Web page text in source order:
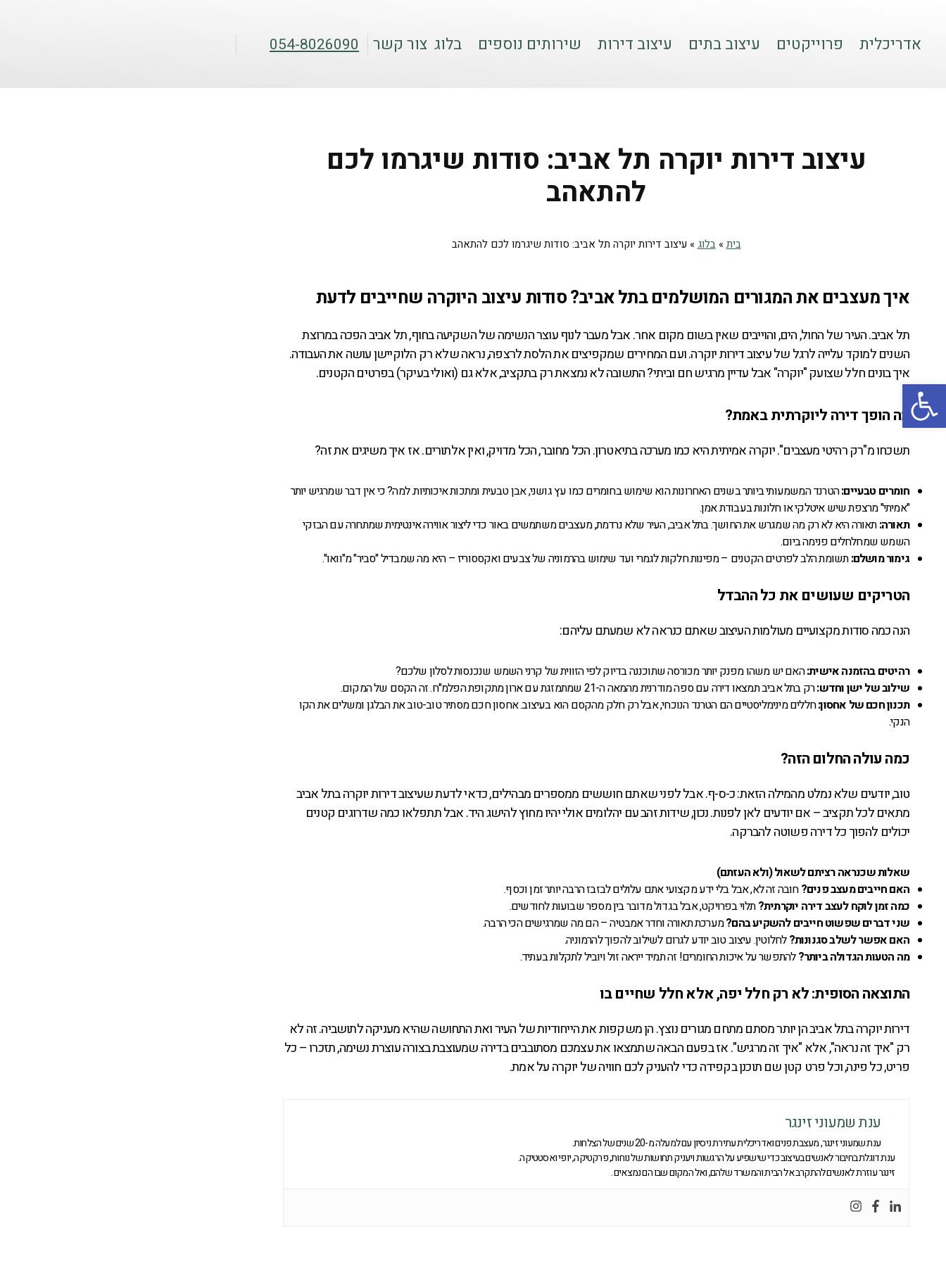
אדריכלית פרוייקטים עיצוב בתים עיצוב דירות שירותים נוספים בלוג צור קשר 054-8026090
עיצוב דירות יוקרה תל אביב: סודות שיגרמו לכם
להתאהב
בית»בלוג» עיצוב דירות יוקרה תל אביב: סודות שיגרמו לכם להתאהב
איך מעצבים את המגורים המושלמים בתל אביב? סודות עיצוב היוקרה שחייבים לדעת
תל אביב. העיר של החול, הים, והוייבים שאין בשום מקום אחר. אבל מעבר לנוף עוצר הנשימה של השקיעה בחוף, תל אביב הפכה במרוצת
השנים למוקד עלייה לרגל של עיצוב דירות יוקרה. ועם המחירים שמקפיצים את הלסת לרצפה, נראה שלא רק הלוקיישן עושה את העבודה.
איך בונים חלל שצועק "יוקרה" אבל עדיין מרגיש חם וביתי? התשובה לא נמצאת רק בתקציב, אלא גם (ואולי בעיקר) בפרטים הקטנים.
מה הופך דירה ליוקרתית באמת?
תשכחו מ"רק רהיטי מעצבים". יוקרה אמיתית היא כמו מערכה בתיאטרון. הכל מחובר, הכל מדויק, ואין אלתורים. אז איך משיגים את זה?
חומרים טבעיים:הטרנד המשמעותי ביותר בשנים האחרונות הוא שימוש בחומרים כמו עץ גושני, אבן טבעית ומתכות איכותיות. למה? כי אין דבר שמרגיש יותר
"אמיתי" מרצפת שיש איטלקי או חלונות בעבודת אמן.
תאורה:תאורה היא לא רק מה שמגרש את החושך. בתל אביב, העיר שלא נרדמת, מעצבים משתמשים באור כדי ליצור אווירה אינטימית שמתחרה עם הבזקי
השמש שמחלחלים פנימה ביום.
גימור מושלם:תשומת הלב לפרטים הקטנים – מפינות חלקות לגמרי ועד שימוש בהרמוניה של צבעים ואקססוריז – היא מה שמבדיל "סביר" מ"וואו".
הטריקים שעושים את כל ההבדל
הנה כמה סודות מקצועיים מעולמות העיצוב שאתם כנראה לא שמעתם עליהם:
רהיטים בהזמנה אישית:האם יש משהו מפנק יותר מכורסה שתוכננה בדיוק לפי הזווית של קרני השמש שנכנסות לסלון שלכם?
שילוב של ישן וחדש:רק בתל אביב תמצאו דירה עם ספה מודרנית מהמאה ה-21 שמתמזגת עם ארון מתקופת הפלמ"ח. זה הקסם של המקום.
תכנון חכם של אחסון:חללים מינימליסטיים הם הטרנד הנוכחי, אבל רק חלק מהקסם הוא בעיצוב. אחסון חכם מסתיר טוב-טוב את הבלגן ומשלים את הקו
הנקי.
כמה עולה החלום הזה?
טוב, יודעים שלא נמלט מהמילה הזאת: כ-ס-ף. אבל לפני שאתם חוששים ממספרים מבהילים, כדאי לדעת שעיצוב דירות יוקרה בתל אביב
מתאים לכל תקציב – אם יודעים לאן לפנות. נכון, שידות זהב עם יהלומים אולי יהיו מחוץ להישג היד. אבל תתפלאו כמה שדרוגים קטנים
יכולים להפוך כל דירה פשוטה להברקה.
שאלות שכנראה רציתם לשאול (ולא העזתם)
האם חייבים מעצב פנים?חובה זה לא, אבל בלי ידע מקצועי אתם עלולים לבזבז הרבה יותר זמן וכסף.
כמה זמן לוקח לעצב דירה יוקרתית?תלוי בפרויקט, אבל בגדול מדובר בין מספר שבועות לחודשים.
שני דברים שפשוט חייבים להשקיע בהם?מערכת תאורה וחדר אמבטיה – הם מה שמרגישים הכי הרבה.
האם אפשר לשלב סגנונות?לחלוטין. עיצוב טוב יודע לגרום לשילוב להפוך להרמוניה.
מה הטעות הגדולה ביותר?להתפשר על איכות החומרים! זה תמיד ייראה זול ויוביל לתקלות בעתיד.
התוצאה הסופית: לא רק חלל יפה, אלא חלל שחיים בו
דירות יוקרה בתל אביב הן יותר מסתם מתחם מגורים נוצץ. הן משקפות את הייחודיות של העיר ואת התחושה שהיא מעניקה לתושביה. זה לא
רק "איך זה נראה", אלא "איך זה מרגיש". אז בפעם הבאה שתמצאו את עצמכם מסתובבים בדירה שמעוצבת בצורה עוצרת נשימה, תזכרו – כל
פריט, כל פינה, וכל פרט קטן שם תוכנן בקפידה כדי להעניק לכם חוויה של יוקרה על אמת.
ענת שמעוני זינגר
ענת שמעוני זינגר, מעצבת פנים ואדריכלית עתירת ניסיון עם למעלה מ-20 שנים של הצלחות.
ענת דוגלת בחיבור לאנשים בעיצוב כדי שישפיע על הרגשות ויעניק תחושות של נוחות, פרקטיקה, יופי ואסטטיקה.
זינגר עוזרת לאנשים להתקרב אל הבית והמשרד שלהם, ואל המקום שבו הם נמצאים .
פתח סרגל נגישות